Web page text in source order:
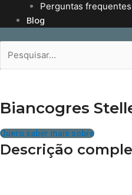
Perguntas frequentes
Blog
Biancogres
Quero saber mais sobre
Descrição